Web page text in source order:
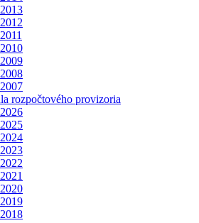
2013
2012
2011
2010
2009
2008
2007
rozpočtového provizoria
2026
2025
2024
2023
2022
2021
2020
2019
2018